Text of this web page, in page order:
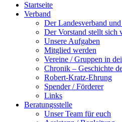
Startseite
Verband
Der Landesverband
Der Vorstand stellt sich
Unsere Aufgaben
Mitglied werden
Vereine / Gruppen in
Chronik – Geschichte
Robert-Kratz-Ehrung
Spender / Förderer
Links
Beratungsstelle
Unser Team für euch